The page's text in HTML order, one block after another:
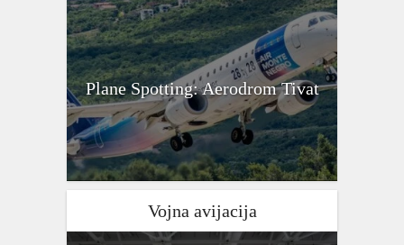
Plane Spotting: Aerodrom Tivat
Vojna avijacija